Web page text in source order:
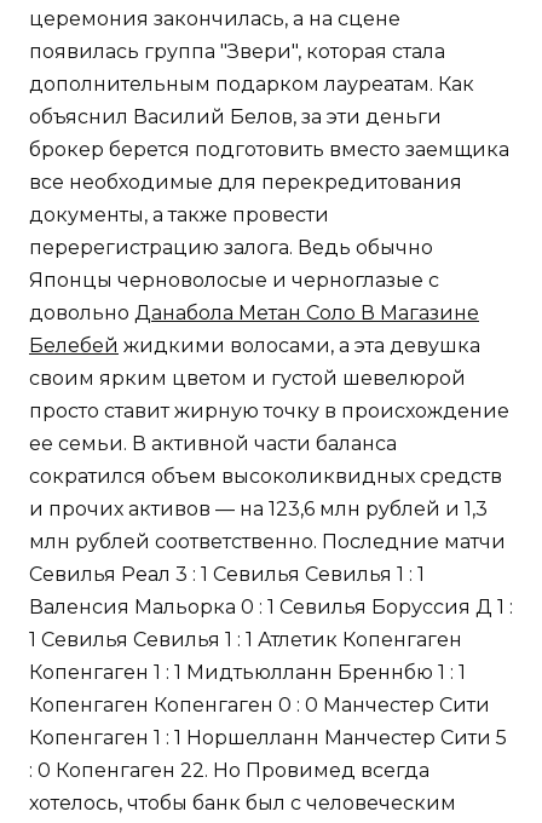
церемония закончилась, а на сцене
появилась группа "Звери", которая стала
дополнительным подарком лауреатам. Как
объяснил Василий Белов, за эти деньги
брокер берется подготовить вместо заемщика
все необходимые для перекредитования
документы, а также провести
перерегистрацию залога. Ведь обычно
Японцы черноволосые и черноглазые с
довольно Данабола Метан Соло В Магазине
Белебей жидкими волосами, а эта девушка
своим ярким цветом и густой шевелюрой
просто ставит жирную точку в происхождение
ее семьи. В активной части баланса
сократился объем высоколиквидных средств
и прочих активов — на 123,6 млн рублей и 1,3
млн рублей соответственно. Последние матчи
Севилья Реал 3 : 1 Севилья Севилья 1 : 1
Валенсия Мальорка 0 : 1 Севилья Боруссия Д 1 :
1 Севилья Севилья 1 : 1 Атлетик Копенгаген
Копенгаген 1 : 1 Мидтьюлланн Бреннбю 1 : 1
Копенгаген Копенгаген 0 : 0 Манчестер Сити
Копенгаген 1 : 1 Норшелланн Манчестер Сити 5
: 0 Копенгаген 22. Но Провимед всегда
хотелось, чтобы банк был с человеческим